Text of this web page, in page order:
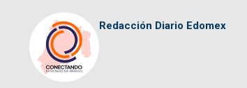
Redacción Diario Edomex